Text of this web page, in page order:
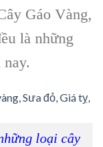
Gáo Vàng,
là những
loại cây